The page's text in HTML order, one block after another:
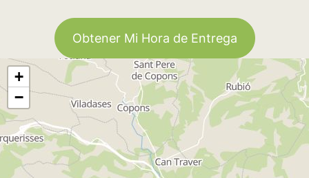
Obtener Mi Hora de Entrega
+
−